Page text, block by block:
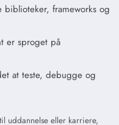
frameworks og
er sproget på
at teste, debugge og
uddannelse eller karriere,